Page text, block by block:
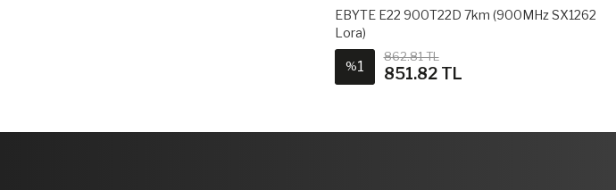
EBYTE E22 900T22D 7km (900MHz SX1262
Lora)
%1
862.81 TL
851.82 TL